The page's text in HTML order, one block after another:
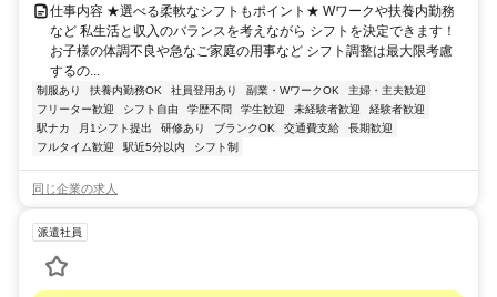
仕事内容 ★選べる柔軟なシフトもポイント★ Wワークや扶養内勤務
など 私生活と収入のバランスを考えながら シフトを決定できます！
お子様の体調不良や急なご家庭の用事など シフト調整は最大限考慮
するの...
制服あり 扶養内勤務OK 社員登用あり 副業・WワークOK
主婦・主夫歓迎
フリーター歓迎
シフト自由 学歴不問 学生歓迎 未経験者歓迎
経験者歓迎
駅ナカ
月1シフト提出 研修あり ブランクOK 交通費支給
長期歓迎
フルタイム歓迎
駅近5分以内 シフト制
同じ企業の求人
派遣社員